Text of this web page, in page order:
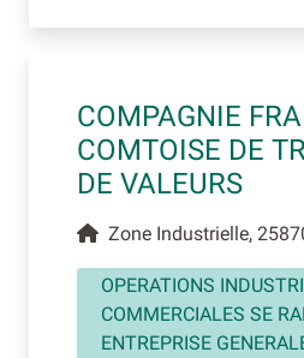
COMPAGNIE
COMTOISE DE
DE VALEURS
Zone Industrielle,
OPERATIONS
COMMERCIALES SE
ENTREPRISE